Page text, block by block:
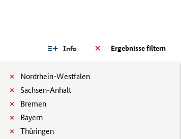
Ergebnisse filtern
Info
Nordrhein-Westfalen
Sachsen-Anhalt
Bremen
Bayern
Thüringen